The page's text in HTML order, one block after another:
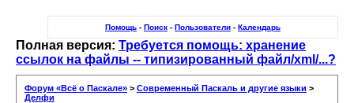
Помощь - Поиск - Пользователи - Календарь
Полная версия: Требуется помощь: хранение
ссылок на файлы -- типизированный файл/xml/...?
Форум «Всё о Паскале» > Современный Паскаль и другие языки >
Делфи